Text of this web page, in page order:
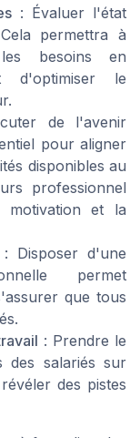
: Évaluer l'état
permettra à
besoins en
d'optimiser le
de l'avenir
pour aligner
disponibles au
professionnel
et la
: Disposer d'une
permet
que tous
: Prendre le
des salariés sur
des pistes